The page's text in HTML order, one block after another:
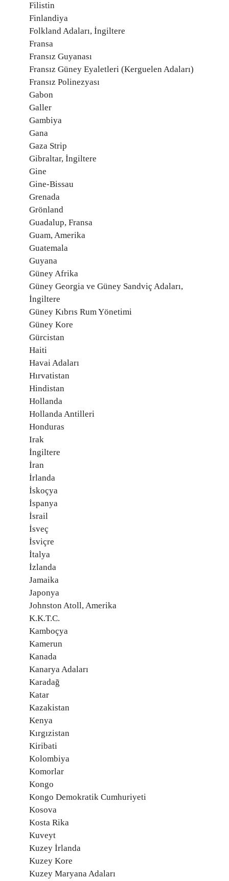
Filistin
Finlandiya
Folkland Adaları, İngiltere
Fransa
Fransız Guyanası
Fransız Güney Eyaletleri (Kerguelen Adaları)
Fransız Polinezyası
Gabon
Galler
Gambiya
Gana
Gaza Strip
Gibraltar, İngiltere
Gine
Gine-Bissau
Grenada
Grönland
Guadalup, Fransa
Guam, Amerika
Guatemala
Guyana
Güney Afrika
Güney Georgia ve Güney Sandviç Adaları,
İngiltere
Güney Kıbrıs Rum Yönetimi
Güney Kore
Gürcistan
Haiti
Havai Adaları
Hırvatistan
Hindistan
Hollanda
Hollanda Antilleri
Honduras
Irak
İngiltere
İran
İrlanda
İskoçya
İspanya
İsrail
İsveç
İsviçre
İtalya
İzlanda
Jamaika
Japonya
Johnston Atoll, Amerika
K.K.T.C.
Kamboçya
Kamerun
Kanada
Kanarya Adaları
Karadağ
Katar
Kazakistan
Kenya
Kırgızistan
Kiribati
Kolombiya
Komorlar
Kongo
Kongo Demokratik Cumhuriyeti
Kosova
Kosta Rika
Kuveyt
Kuzey İrlanda
Kuzey Kore
Kuzey Maryana Adaları